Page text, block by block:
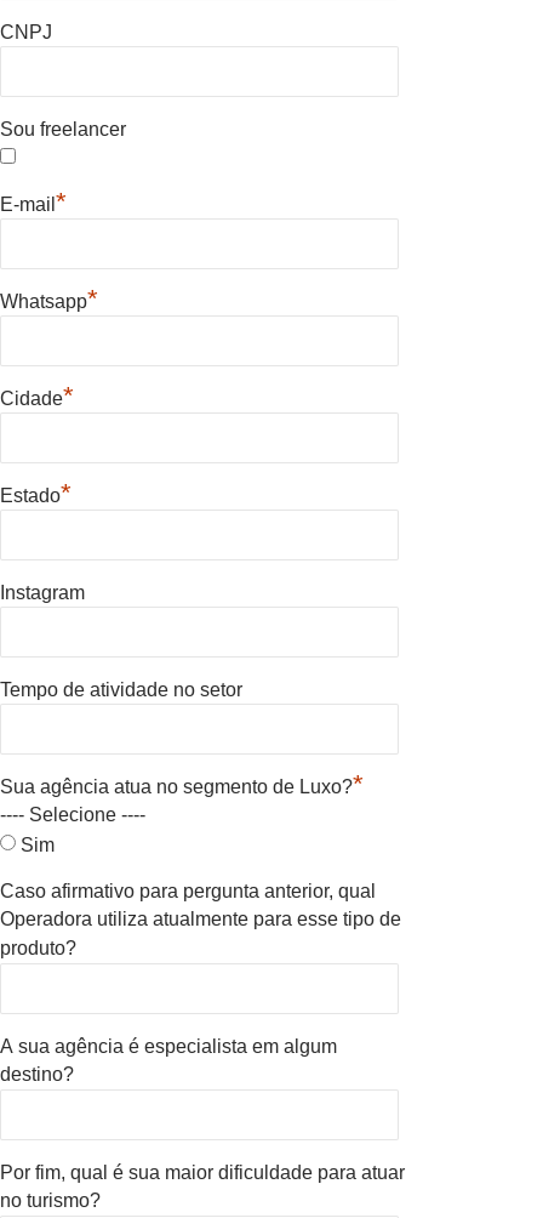
CNPJ
Sou freelancer
E-mail *
Whatsapp*
Cidade*
Estado*
Instagram
Tempo de atividade no setor
Sua agência atua no segmento de Luxo?*
---- Selecione ----
Sim
Caso afirmativo para pergunta anterior, qual
Operadora utiliza atualmente para esse tipo de
produto?
A sua agência é especialista em algum
destino?
Por fim, qual é sua maior dificuldade para atuar
no turismo?